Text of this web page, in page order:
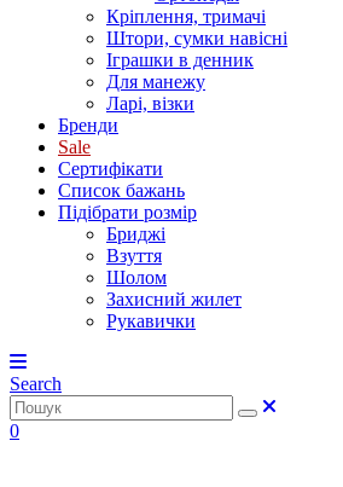
Кріплення, тримачі
Штори, сумки навісні
Іграшки в денник
Для манежу
Ларі, візки
Бренди
Sale
Сертифікати
Список бажань
Підібрати розмір
Бриджі
Взуття
Шолом
Захисний жилет
Рукавички
Search
0